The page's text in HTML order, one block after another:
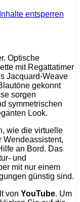
entsperren
Optische
mit Regattatimer
Jacquard-Weave
gekonnt
sorgen
symmetrischen
Look.
wie die virtuelle
Wendeassistent,
an Bord. Das
und
mit nur einem
günstig sind.
von YouTube. Um